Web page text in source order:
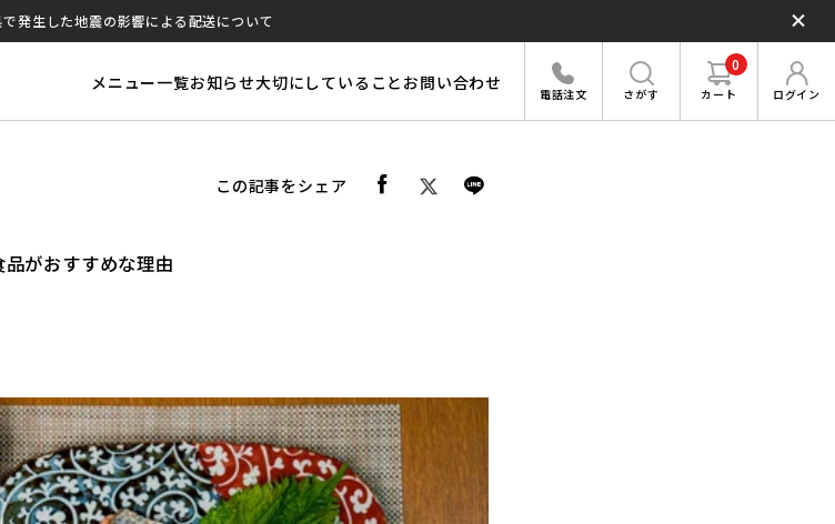
で発生した地震の影響による配送について
メニュー一覧お知らせ大切にしていること お問い合わせ
電話注文 さがす カート
0
ログイン
この記事をシェア
がおすすめな理由